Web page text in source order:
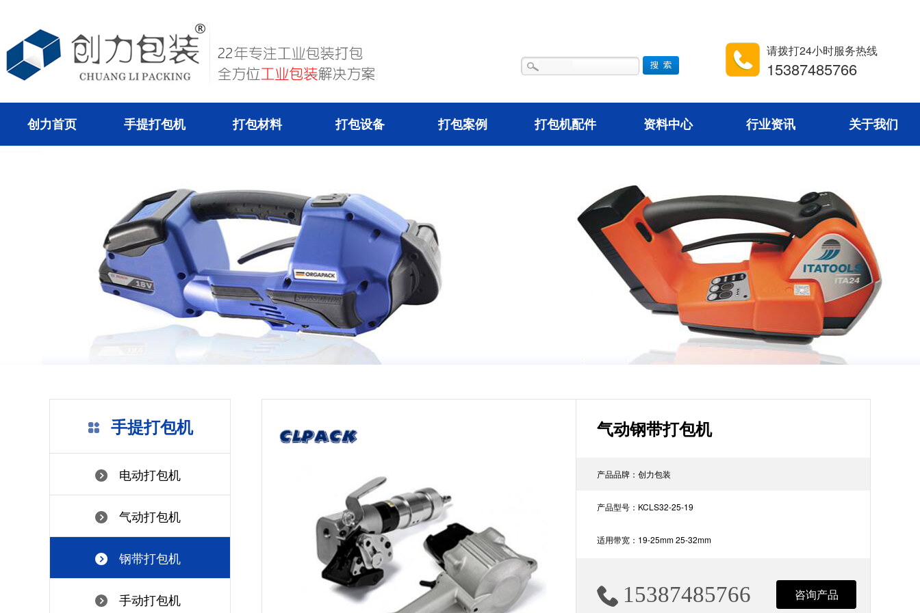
请拨打24小时服务热线
15387485766
创力首页 手提打包机 打包材料 打包设备 打包案例 打包机配件 资料中心 行业资讯 关于我们
手提打包机
电动打包机
气动打包机
钢带打包机
手动打包机
气动钢带打包机
产品品牌：创力包装
产品型号：KCLS32-25-19
适用带宽：19-25mm 25-32mm
15387485766 咨询产品